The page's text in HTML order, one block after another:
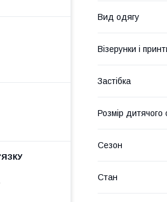
Вид одягу
Візерунки і
Застібка
Розмір дитячого
Сезон
Стан